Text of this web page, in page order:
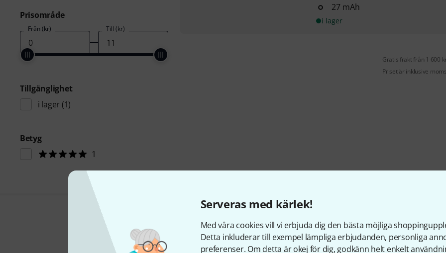
Serveras med kärlek!
Med våra cookies vill vi erbjuda dig den bästa möjliga
Detta inkluderar till exempel lämpliga erbjudanden, personliga
preferenser. Om detta är okej för dig, godkänn helt enkelt
Prisområde
Från (kr) Till (kr)
Tillgänglighet
i lager (1)
Betyg
1
27 mAh
i lager
Gratis frakt från 1 600
Priset är inklusive
Gillar du vad du ser?